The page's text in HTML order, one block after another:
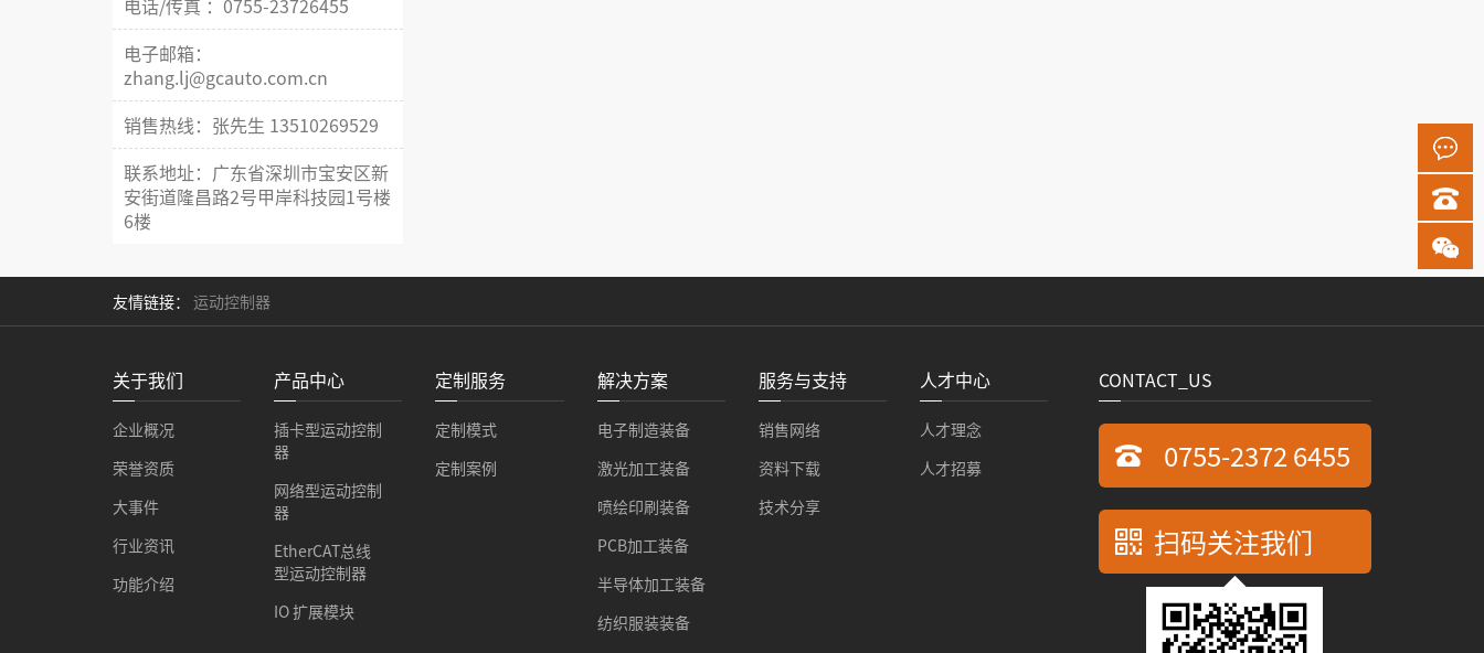
电话/传真 ：0755-23726455
电子邮箱：
zhang.lj@gcauto.com.cn
销售热线：张先生 13510269529
联系地址：广东省深圳市宝安区新
安街道隆昌路2号甲岸科技园1号楼
6楼
友情链接： 运动控制器
关于我们
企业概况
荣誉资质
大事件
行业资讯
功能介绍
产品中心
插卡型运动控制
器
网络型运动控制
器
EtherCAT总线
型运动控制器
IO 扩展模块
定制服务
定制模式
定制案例
解决方案
电子制造装备
激光加工装备
喷绘印刷装备
PCB加工装备
半导体加工装备
纺织服装装备
服务与支持
销售网络
资料下载
技术分享
人才中心
人才理念
人才招募
CONTACT_US
0755-2372 6455
扫码关注我们